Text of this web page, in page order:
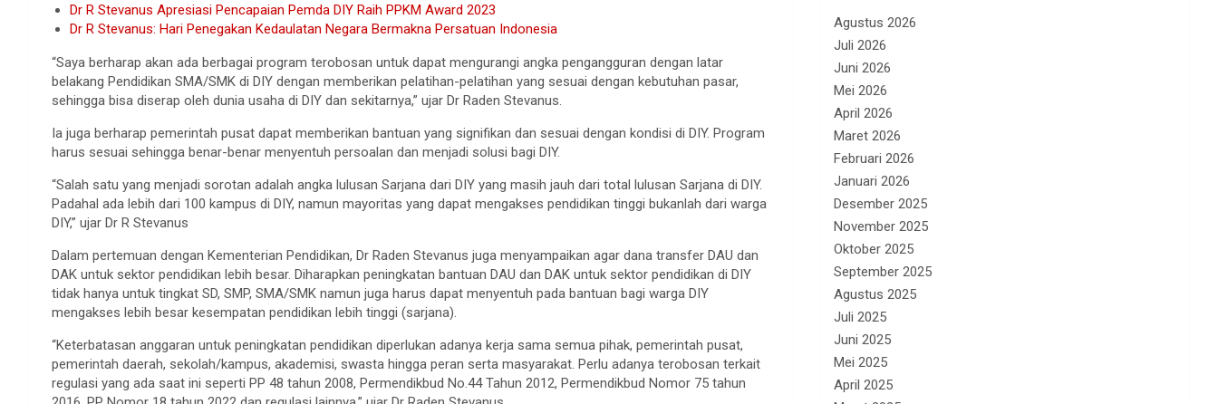
Dr R Stevanus Apresiasi Pencapaian Pemda DIY Raih PPKM Award 2023
Dr R Stevanus: Hari Penegakan Kedaulatan Negara Bermakna Persatuan Indonesia
“Saya berharap akan ada berbagai program terobosan untuk dapat mengurangi angka pengangguran dengan latar
belakang Pendidikan SMA/SMK di DIY dengan memberikan pelatihan-pelatihan yang sesuai dengan kebutuhan pasar,
sehingga bisa diserap oleh dunia usaha di DIY dan sekitarnya,” ujar Dr Raden Stevanus.
Ia juga berharap pemerintah pusat dapat memberikan bantuan yang signifikan dan sesuai dengan kondisi di DIY. Program
harus sesuai sehingga benar-benar menyentuh persoalan dan menjadi solusi bagi DIY.
“Salah satu yang menjadi sorotan adalah angka lulusan Sarjana dari DIY yang masih jauh dari total lulusan Sarjana di DIY.
Padahal ada lebih dari 100 kampus di DIY, namun mayoritas yang dapat mengakses pendidikan tinggi bukanlah dari warga
DIY,” ujar Dr R Stevanus
Dalam pertemuan dengan Kementerian Pendidikan, Dr Raden Stevanus juga menyampaikan agar dana transfer DAU dan
DAK untuk sektor pendidikan lebih besar. Diharapkan peningkatan bantuan DAU dan DAK untuk sektor pendidikan di DIY
tidak hanya untuk tingkat SD, SMP, SMA/SMK namun juga harus dapat menyentuh pada bantuan bagi warga DIY
mengakses lebih besar kesempatan pendidikan lebih tinggi (sarjana).
“Keterbatasan anggaran untuk peningkatan pendidikan diperlukan adanya kerja sama semua pihak, pemerintah pusat,
pemerintah daerah, sekolah/kampus, akademisi, swasta hingga peran serta masyarakat. Perlu adanya terobosan terkait
regulasi yang ada saat ini seperti PP 48 tahun 2008, Permendikbud No.44 Tahun 2012, Permendikbud Nomor 75 tahun
Agustus 2026
Juli 2026
Juni 2026
Mei 2026
April 2026
Maret 2026
Februari 2026
Januari 2026
Desember 2025
November 2025
Oktober 2025
September 2025
Agustus 2025
Juli 2025
Juni 2025
Mei 2025
April 2025